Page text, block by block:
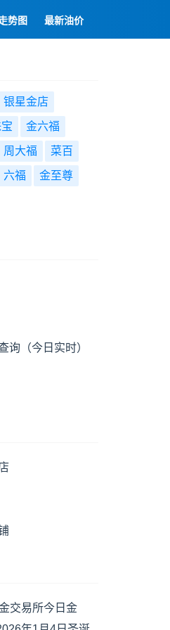
势图 最新油价
银星金店
金六福
周大福 菜百
六福 金至尊
询（今日实时）
交易所今日金